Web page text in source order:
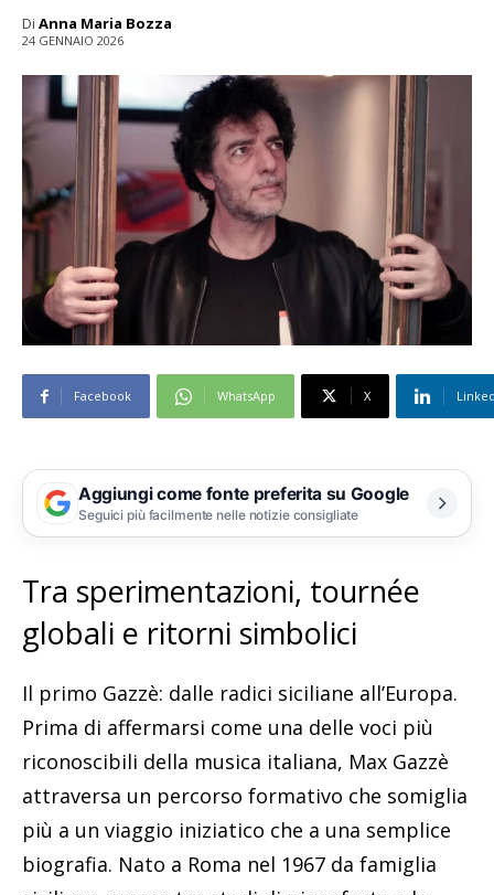
Di Anna Maria Bozza
24 GENNAIO 2026
Facebook WhatsApp X
Aggiungi come fonte preferita su Google
Seguici più facilmente nelle notizie consigliate
Tra sperimentazioni, tournée
globali e ritorni simbolici
Il primo Gazzè: dalle radici siciliane all’Europa.
Prima di affermarsi come una delle voci più
riconoscibili della musica italiana, Max Gazzè
attraversa un percorso formativo che somiglia
più a un viaggio iniziatico che a una semplice
biografia. Nato a Roma nel 1967 da famiglia